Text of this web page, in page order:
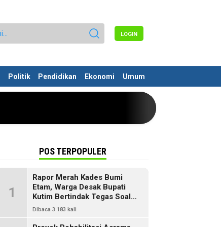
LOGIN
Politik Pendidikan Ekonomi Umum
POS TERPOPULER
1
Rapor Merah Kades Bumi
Etam, Warga Desak Bupati
Kutim Bertindak Tegas Soal
Penyelewengan Dana SILPA
Dibaca 3.183 kali